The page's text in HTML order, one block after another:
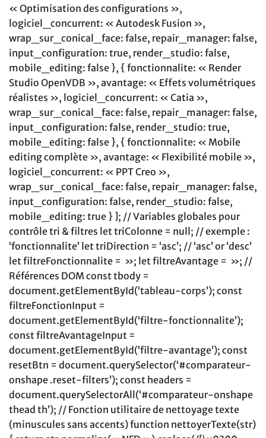
« Optimisation des configurations »,
logiciel_concurrent: « Autodesk Fusion »,
wrap_sur_conical_face: false, repair_manager: false,
input_configuration: true, render_studio: false,
mobile_editing: false }, { fonctionnalite: « Render
Studio OpenVDB », avantage: « Effets volumétriques
réalistes », logiciel_concurrent: « Catia »,
wrap_sur_conical_face: false, repair_manager: false,
input_configuration: false, render_studio: true,
mobile_editing: false }, { fonctionnalite: « Mobile
editing complète », avantage: « Flexibilité mobile »,
logiciel_concurrent: « PPT Creo »,
wrap_sur_conical_face: false, repair_manager: false,
input_configuration: false, render_studio: false,
mobile_editing: true } ]; // Variables globales pour
contrôle tri & filtres let triColonne = null; // exemple :
‘fonctionnalite’ let triDirection = ‘asc’; // ‘asc’ or ‘desc’
let filtreFonctionnalite = »; let filtreAvantage = »; //
Références DOM const tbody =
document.getElementById(‘tableau-corps’); const
filtreFonctionInput =
document.getElementById(‘filtre-fonctionnalite’);
const filtreAvantageInput =
document.getElementById(‘filtre-avantage’); const
resetBtn = document.querySelector(‘#comparateur-
onshape .reset-filters’); const headers =
document.querySelectorAll(‘#comparateur-onshape
thead th’); // Fonction utilitaire de nettoyage texte
(minuscules sans accents) function nettoyerTexte(str)